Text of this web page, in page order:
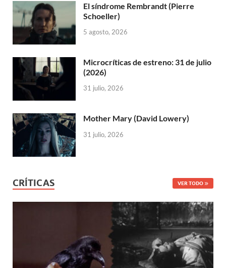
El síndrome Rembrandt (Pierre
Schoeller)
5 agosto, 2026
Microcríticas de estreno: 31 de julio
(2026)
31 julio, 2026
Mother Mary (David Lowery)
31 julio, 2026
CRÍTICAS VER TODO